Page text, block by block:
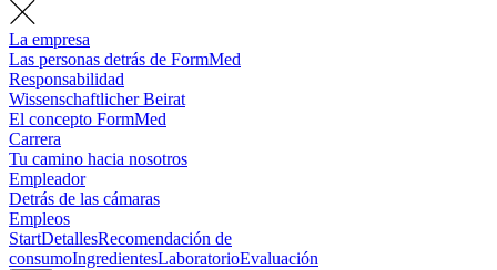
La empresa
Las personas detrás de FormMed
Responsabilidad
Wissenschaftlicher Beirat
El concepto FormMed
Carrera
Tu camino hacia nosotros
Empleador
Detrás de las cámaras
Empleos
StartDetallesRecomendación de
consumoIngredientesLaboratorioEvaluación